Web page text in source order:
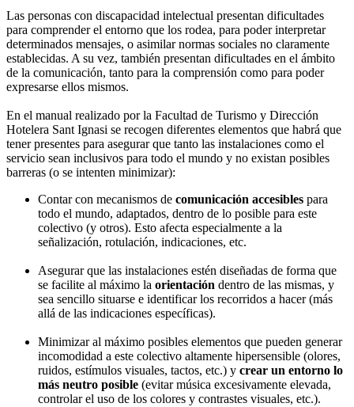
Las personas con discapacidad intelectual presentan dificultades
para comprender el entorno que los rodea, para poder interpretar
determinados mensajes, o asimilar normas sociales no claramente
establecidas. A su vez, también presentan dificultades en el ámbito
de la comunicación, tanto para la comprensión como para poder
expresarse ellos mismos.
En el manual realizado por la Facultad de Turismo y Dirección
Hotelera Sant Ignasi se recogen diferentes elementos que habrá que
tener presentes para asegurar que tanto las instalaciones como el
servicio sean inclusivos para todo el mundo y no existan posibles
barreras (o se intenten minimizar):
Contar con mecanismos de comunicación accesibles para
todo el mundo, adaptados, dentro de lo posible para este
colectivo (y otros). Esto afecta especialmente a la
señalización, rotulación, indicaciones, etc.
Asegurar que las instalaciones estén diseñadas de forma que
se facilite al máximo la orientación dentro de las mismas, y
sea sencillo situarse e identificar los recorridos a hacer (más
allá de las indicaciones específicas).
Minimizar al máximo posibles elementos que pueden generar
incomodidad a este colectivo altamente hipersensible (olores,
ruidos, estímulos visuales, tactos, etc.) y crear un entorno lo
más neutro posible (evitar música excesivamente elevada,
controlar el uso de los colores y contrastes visuales, etc.).